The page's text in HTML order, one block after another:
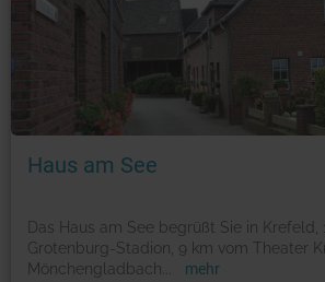
Haus am See
Das Haus am See begrüßt Sie in Krefeld,
Grotenburg-Stadion, 9 km vom Theater
Mönchengladbach
mehr